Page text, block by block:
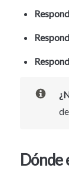
Dónde